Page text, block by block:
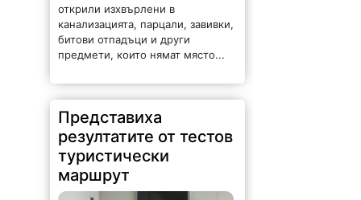
открили изхвърлени в
канализацията, парцали, завивки,
битови отпадъци и други
предмети, които нямат място...
Представиха
резултатите от тестов
туристически
маршрут